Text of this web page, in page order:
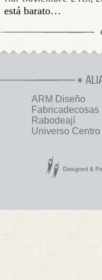
está barato…
ARM Diseño
Fabricadecosas
Rabodeají
Universo Centro